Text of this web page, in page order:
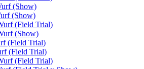
(Show)
(Show)
(Field Trial)
(Show)
(Field Trial)
(Field Trial)
(Field Trial)